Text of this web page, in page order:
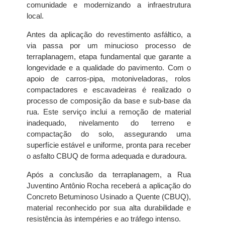
comunidade e modernizando a infraestrutura
local.
Antes da aplicação do revestimento asfáltico, a
via passa por um minucioso processo de
terraplanagem, etapa fundamental que garante a
longevidade e a qualidade do pavimento. Com o
apoio de carros-pipa, motoniveladoras, rolos
compactadores e escavadeiras é realizado o
processo de composição da base e sub-base da
rua. Este serviço inclui a remoção de material
inadequado, nivelamento do terreno e
compactação do solo, assegurando uma
superfície estável e uniforme, pronta para receber
o asfalto CBUQ de forma adequada e duradoura.
Após a conclusão da terraplanagem, a Rua
Juventino Antônio Rocha receberá a aplicação do
Concreto Betuminoso Usinado a Quente (CBUQ),
material reconhecido por sua alta durabilidade e
resistência às intempéries e ao tráfego intenso.